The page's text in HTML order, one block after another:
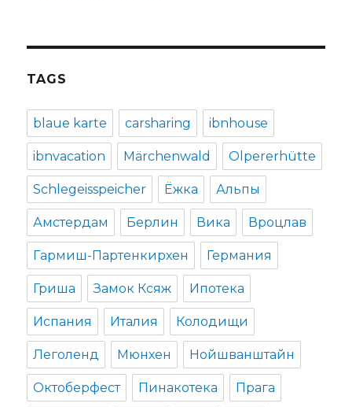
TAGS
blaue karte carsharing ibnhouse
ibnvacation Märchenwald Olpererhütte
Schlegeisspeicher Ёжка Альпы
Амстердам Берлин Вика Вроцлав
Гармиш-Партенкирхен Германия
Гриша Замок Ксяж Ипотека
Испания Италия Колодищи
Леголенд Мюнхен Нойшванштайн
Октоберфест Пинакотека Прага